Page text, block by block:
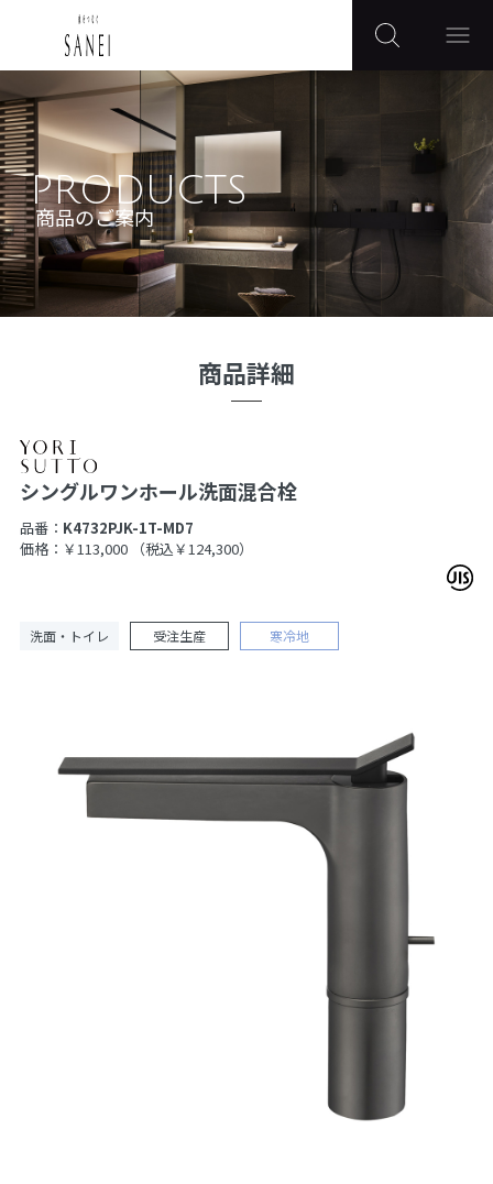
PRODUCTS
商品のご案内
商品詳細
シングルワンホール洗面混合栓
品番： K4732PJK-1T-MD7
価格：￥113,000
（税込￥124,300）
洗面・トイレ 受注生産 寒冷地